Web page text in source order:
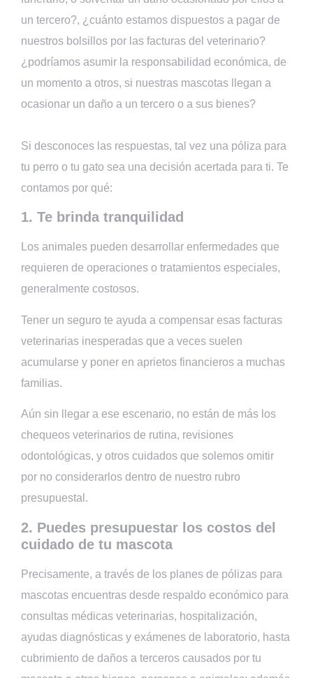
un tercero?, ¿cuánto estamos dispuestos a pagar de
nuestros bolsillos por las facturas del veterinario?
¿podríamos asumir la responsabilidad económica, de
un momento a otros, si nuestras mascotas llegan a
ocasionar un daño a un tercero o a sus bienes?
Si desconoces las respuestas, tal vez una póliza para
tu perro o tu gato sea una decisión acertada para ti. Te
contamos por qué:
1. Te brinda tranquilidad
Los animales pueden desarrollar enfermedades que
requieren de operaciones o tratamientos especiales,
generalmente costosos.
Tener un seguro te ayuda a compensar esas facturas
veterinarias inesperadas que a veces suelen
acumularse y poner en aprietos financieros a muchas
familias.
Aún sin llegar a ese escenario, no están de más los
chequeos veterinarios de rutina, revisiones
odontológicas, y otros cuidados que solemos omitir
por no considerarlos dentro de nuestro rubro
presupuestal.
2. Puedes presupuestar los costos del
cuidado de tu mascota
Precisamente, a través de los planes de pólizas para
mascotas encuentras desde respaldo económico para
consultas médicas veterinarias, hospitalización,
ayudas diagnósticas y exámenes de laboratorio, hasta
cubrimiento de daños a terceros causados por tu